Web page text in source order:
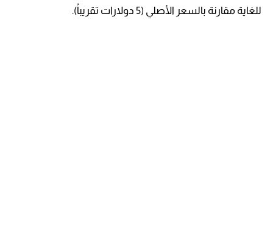
للغاية مقارنة بالسعر الأصلي (5 دولارات تقريباً).